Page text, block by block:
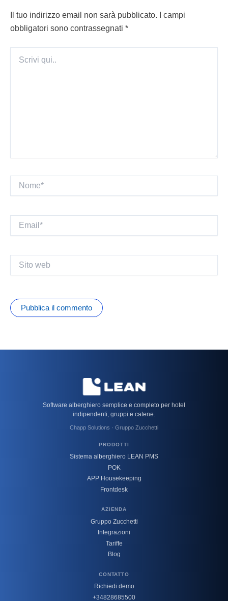
Il tuo indirizzo email non sarà pubblicato.
I campi
obbligatori sono contrassegnati *
qui..
web
Software alberghiero semplice e completo per hotel
indipendenti, gruppi e catene.
Chapp Solutions · Gruppo Zucchetti
PRODOTTI
Sistema alberghiero LEAN PMS
POK
APP Housekeeping
Frontdesk
AZIENDA
Gruppo Zucchetti
Integrazioni
Tariffe
Blog
CONTATTO
Richiedi demo
+34828685500